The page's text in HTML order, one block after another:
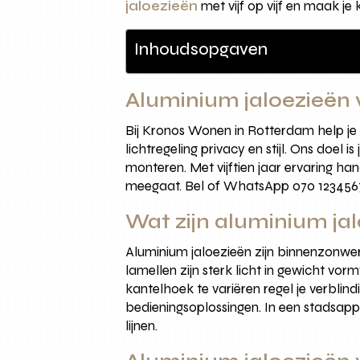
jaloezieën met vijf op vijf en maak je
Inhoudsopgaven
Aluminium jaloezieën
Bij Kronos Wonen in Rotterdam help
lichtregeling privacy en stijl. Ons doel
monteren. Met vijftien jaar ervaring
meegaat. Bel of WhatsApp 070
Wat zijn aluminium
Aluminium jaloezieën zijn
lamellen zijn sterk licht in gewicht
kantelhoek te variëren regel je
bedieningsoplossingen. In een
lijnen.